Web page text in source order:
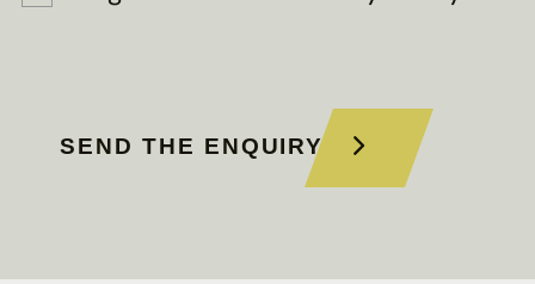
SEND THE ENQUIRY